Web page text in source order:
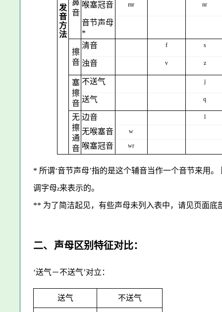
发
音
方
法
鼻
音
喉塞冠音 mr nr
音节声母
*
擦
音
清音 f s
浊音 v z
塞
擦
音
不送气 j
送气 q
无
擦
通
音
边音 l
无喉塞音 w
喉塞冠音 wr
* 所谓‘音节声母’指的是这个辅音当作一个音节来用。
调字母z来表示的。
** 为了简洁起见，有些声母未列入表中，请见页面底
二、 声母区别特征对比：
‘送气－不送气’对立：
送气 不送气